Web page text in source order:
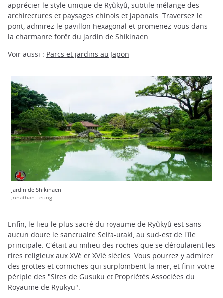
apprécier le style unique de Ryûkyû, subtile mélange des
architectures et paysages chinois et japonais. Traversez le
pont, admirez le pavillon hexagonal et promenez-vous dans
la charmante forêt du jardin de Shikinaen.
Voir aussi : Parcs et jardins au Japon
Jardin de Shikinaen
Jonathan Leung
Enfin, le lieu le plus sacré du royaume de Ryûkyû est sans
aucun doute le sanctuaire Seifa-utaki, au sud-est de l'île
principale. C'était au milieu des roches que se déroulaient les
rites religieux aux XVè et XVIè siècles. Vous pourrez y admirer
des grottes et corniches qui surplombent la mer, et finir votre
périple des "Sites de Gusuku et Propriétés Associées du
Royaume de Ryukyu".